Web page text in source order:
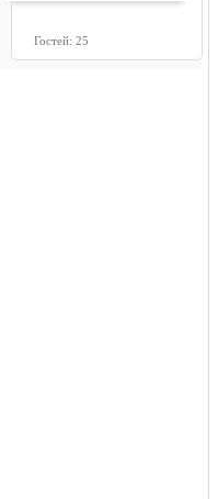
Гостей: 25